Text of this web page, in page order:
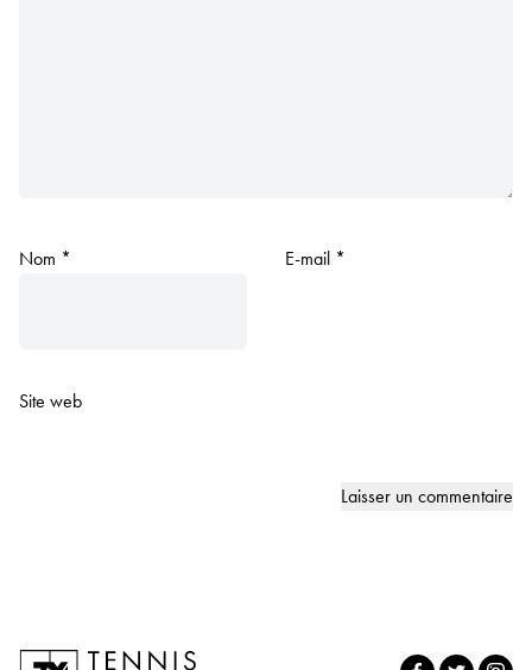
Nom * E-mail *
Site web